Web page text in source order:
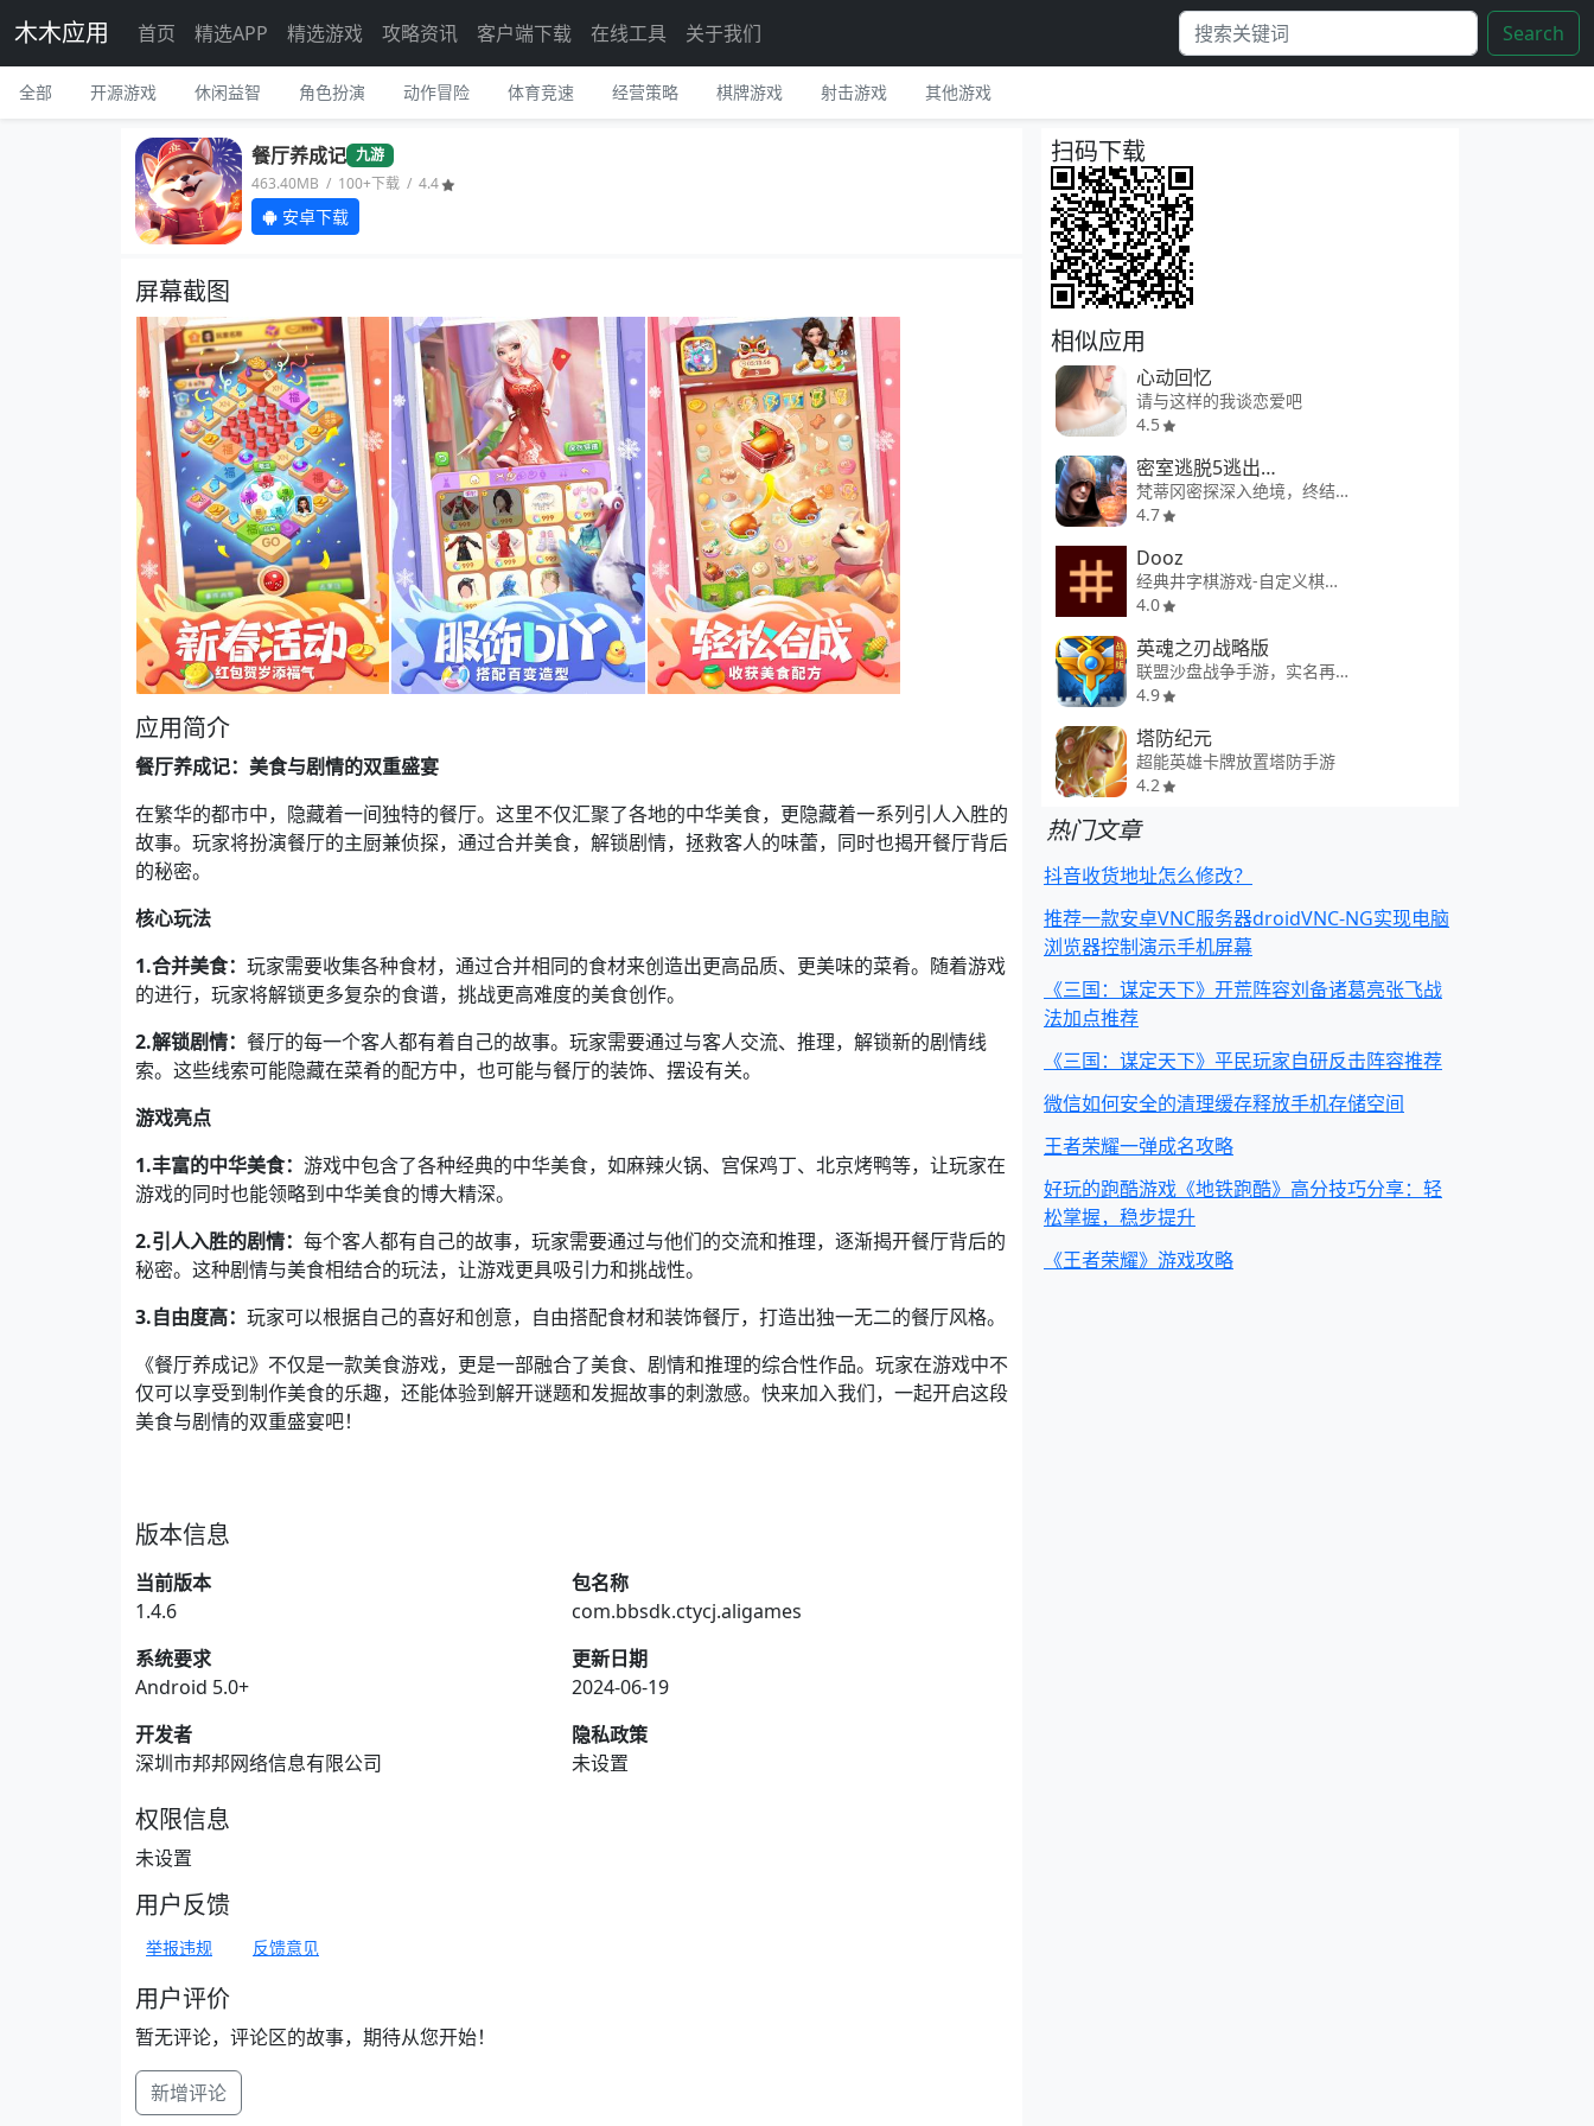
木木应用 首页 精选APP 精选游戏 攻略资讯 客户端下载 在线工具 关于我们 Search
全部 开源游戏 休闲益智 角色扮演 动作冒险 体育竞速 经营策略 棋牌游戏 射击游戏 其他游戏
餐厅养成记 九游
463.40MB / 100+下载 / 4.4
安卓下载
屏幕截图
应用简介
餐厅养成记：美食与剧情的双重盛宴
在繁华的都市中，隐藏着一间独特的餐厅。这里不仅汇聚了各地的中华美食，更隐藏着一系列引人入胜的
故事。玩家将扮演餐厅的主厨兼侦探，通过合并美食，解锁剧情，拯救客人的味蕾，同时也揭开餐厅背后
的秘密。
核心玩法
1.合并美食： 玩家需要收集各种食材，通过合并相同的食材来创造出更高品质、更美味的菜肴。随着游戏
的进行，玩家将解锁更多复杂的食谱，挑战更高难度的美食创作。
2.解锁剧情： 餐厅的每一个客人都有着自己的故事。玩家需要通过与客人交流、推理，解锁新的剧情线
索。这些线索可能隐藏在菜肴的配方中，也可能与餐厅的装饰、摆设有关。
游戏亮点
1.丰富的中华美食： 游戏中包含了各种经典的中华美食，如麻辣火锅、宫保鸡丁、北京烤鸭等，让玩家在
游戏的同时也能领略到中华美食的博大精深。
2.引人入胜的剧情： 每个客人都有自己的故事，玩家需要通过与他们的交流和推理，逐渐揭开餐厅背后的
秘密。这种剧情与美食相结合的玩法，让游戏更具吸引力和挑战性。
3.自由度高： 玩家可以根据自己的喜好和创意，自由搭配食材和装饰餐厅，打造出独一无二的餐厅风格。
《餐厅养成记》不仅是一款美食游戏，更是一部融合了美食、剧情和推理的综合性作品。玩家在游戏中不
仅可以享受到制作美食的乐趣，还能体验到解开谜题和发掘故事的刺激感。快来加入我们，一起开启这段
美食与剧情的双重盛宴吧！
版本信息
当前版本
1.4.6
包名称
com.bbsdk.ctycj.aligames
系统要求
Android 5.0+
更新日期
2024-06-19
开发者
深圳市邦邦网络信息有限公司
隐私政策
未设置
权限信息
未设置
用户反馈
举报违规 反馈意见
用户评价
暂无评论，评论区的故事，期待从您开始！
新增评论
扫码下载
相似应用
心动回忆
请与这样的我谈恋爱吧
4.5
密室逃脱5逃出博物馆
梵蒂冈密探深入绝境，终结审判官的恐怖暴行
4.7
Dooz
经典井字棋游戏-自定义棋盘布局和难度
4.0
英魂之刃战略版
联盟沙盘战争手游，实名再赠钻石大礼
4.9
塔防纪元
超能英雄卡牌放置塔防手游
4.2
热门文章
抖音收货地址怎么修改？
推荐一款安卓VNC服务器droidVNC-NG实现电脑
浏览器控制演示手机屏幕
《三国：谋定天下》开荒阵容刘备诸葛亮张飞战
法加点推荐
《三国：谋定天下》平民玩家自研反击阵容推荐
微信如何安全的清理缓存释放手机存储空间
王者荣耀一弹成名攻略
好玩的跑酷游戏《地铁跑酷》高分技巧分享：轻
松掌握，稳步提升
《王者荣耀》游戏攻略